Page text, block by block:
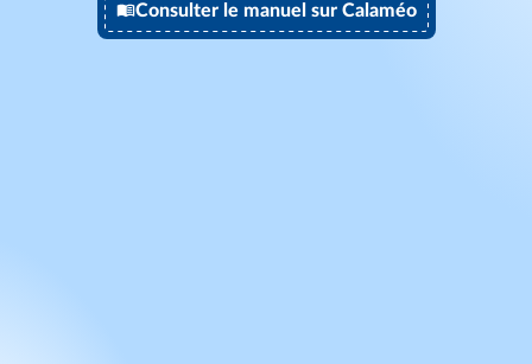
Consulter le manuel sur Calaméo